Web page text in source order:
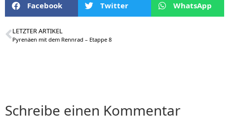
Facebook Twitter WhatsApp
LETZTER ARTIKEL
Pyrenäen mit dem Rennrad – Etappe 8
Schreibe einen Kommentar